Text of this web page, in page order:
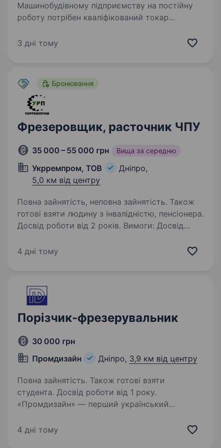
Машинобудівному підприємству на постійну
роботу потрібен кваліфікований токар
на токарному верстаті 16К20 або ДІП 300
3 дні тому
Бронювання
Фрезеровщик, расточник ЧПУ
35 000 – 55 000 грн Вища за середню
Укрремпром, ТОВ
Дніпро,
5,0 км від центру
Повна зайнятість, неповна зайнятість. Також
готові взяти людину з інвалідністю, пенсіонера.
Досвід роботи від 2 років. Вимоги: Досвід
верстатах с ЧПК від 2 років, Вміння працювати
4 дні тому
Порізчик-фрезерувальник
30 000 грн
Промдизайн
Дніпро, 3,9 км від центру
Повна зайнятість. Також готові взяти
студента. Досвід роботи від 1 року.
«Промдизайн» — перший український
полімерів якості, один з найбільших
4 дні тому